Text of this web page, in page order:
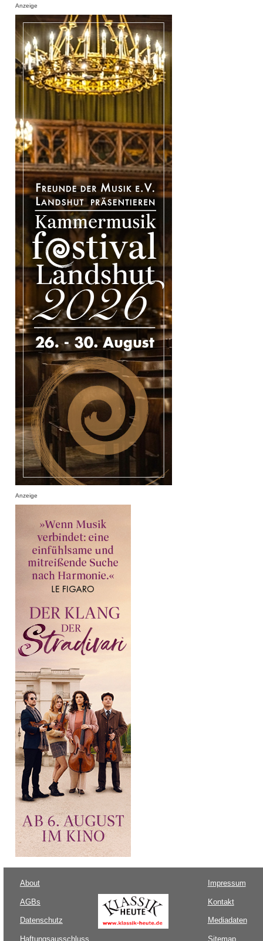
Anzeige
Anzeige
About
AGBs
Datenschutz
Haftungsausschluss
Impressum
Kontakt
Mediadaten
Sitemap